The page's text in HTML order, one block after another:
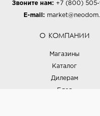
Звоните нам: +7 (800)
E-mail:
О КОМПАНИИ
Магазины
Каталог
Дилерам
Блог